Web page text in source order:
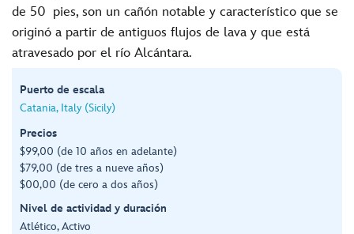
de 50 pies, son un cañón notable y característico que se
originó a partir de antiguos flujos de lava y que está
atravesado por el río Alcántara.
Puerto de escala
Catania, Italy (Sicily)
Precios
$99,00 (de 10 años en adelante)
$79,00 (de tres a nueve años)
$00,00 (de cero a dos años)
Nivel de actividad y duración
Atlético, Activo